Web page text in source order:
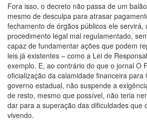
Fora isso, o decreto não passa de um
mesmo de desculpa para atrasar
fechamento de órgãos públicos ele servirá,
procedimento legal mal regulamentado,
capaz de fundamentar ações que podem
leis já existentes – como a Lei de
exemplo. E, ao contrário do que o jornal O
oficialização da calamidade financeira para
governo estadual, não suspende a
de resto, mesmo que possível, não teria
dar para a superação das dificuldades que
vivendo.